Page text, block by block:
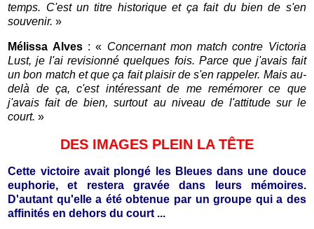
temps. C'est un titre historique et ça fait du bien de s'en
souvenir. »
Mélissa Alves: « Concernant mon match contre Victoria
Lust, je l'ai revisionné quelques fois. Parce que j'avais fait
un bon match et que ça fait plaisir de s'en rappeler. Mais au-
delà de ça, c'est intéressant de me remémorer ce que
j'avais fait de bien, surtout au niveau de l'attitude sur le
court.»
DES IMAGES PLEIN LA TÊTE
Cette victoire avait plongé les Bleues dans une douce
euphorie, et restera gravée dans leurs mémoires.
D'autant qu'elle a été obtenue par un groupe qui a des
affinités en dehors du court ...